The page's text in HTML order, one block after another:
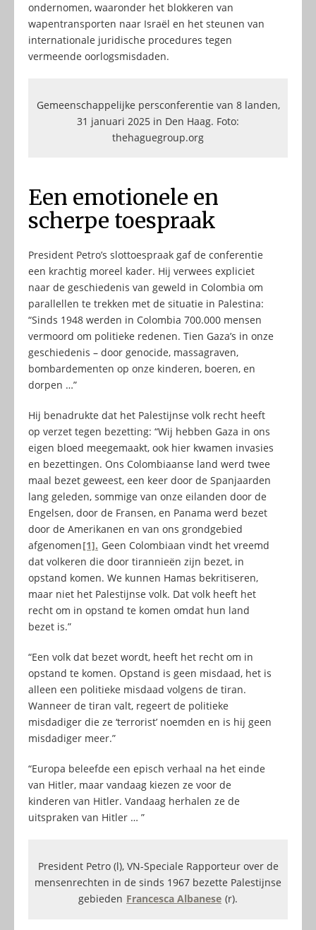
ondernomen, waaronder het blokkeren van
wapentransporten naar Israël en het steunen van
internationale juridische procedures tegen
vermeende oorlogsmisdaden.
Gemeenschappelijke persconferentie van 8 landen,
31 januari 2025 in Den Haag. Foto:
thehaguegroup.org
Een emotionele en
scherpe toespraak
President Petro’s slottoespraak gaf de conferentie
een krachtig moreel kader. Hij verwees expliciet
naar de geschiedenis van geweld in Colombia om
parallellen te trekken met de situatie in Palestina:
“Sinds 1948 werden in Colombia 700.000 mensen
vermoord om politieke redenen. Tien Gaza’s in onze
geschiedenis – door genocide, massagraven,
bombardementen op onze kinderen, boeren, en
dorpen …”
Hij benadrukte dat het Palestijnse volk recht heeft
op verzet tegen bezetting: “Wij hebben Gaza in ons
eigen bloed meegemaakt, ook hier kwamen invasies
en bezettingen. Ons Colombiaanse land werd twee
maal bezet geweest, een keer door de Spanjaarden
lang geleden, sommige van onze eilanden door de
Engelsen, door de Fransen, en Panama werd bezet
door de Amerikanen en van ons grondgebied
afgenomen[1]. Geen Colombiaan vindt het vreemd
dat volkeren die door tirannieën zijn bezet, in
opstand komen. We kunnen Hamas bekritiseren,
maar niet het Palestijnse volk. Dat volk heeft het
recht om in opstand te komen omdat hun land
bezet is.”
“Een volk dat bezet wordt, heeft het recht om in
opstand te komen. Opstand is geen misdaad, het is
alleen een politieke misdaad volgens de tiran.
Wanneer de tiran valt, regeert de politieke
misdadiger die ze ‘terrorist’ noemden en is hij geen
misdadiger meer.”
“Europa beleefde een episch verhaal na het einde
van Hitler, maar vandaag kiezen ze voor de
kinderen van Hitler. Vandaag herhalen ze de
uitspraken van Hitler … ”
President Petro (l), VN-Speciale Rapporteur over de
mensenrechten in de sinds 1967 bezette Palestijnse
gebieden Francesca Albanese (r).